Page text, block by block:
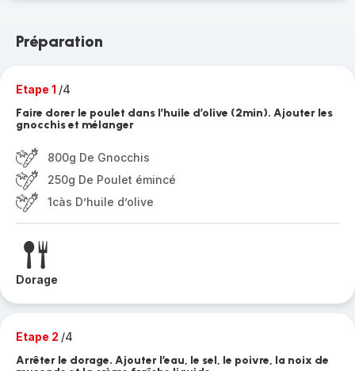
Préparation
Etape 1 /4
Faire dorer le poulet dans l’huile d’olive (2min). Ajouter les
gnocchis et mélanger
800g De Gnocchis
250g De Poulet émincé
1càs D’huile d’olive
Dorage
Etape 2 /4
Arrêter le dorage. Ajouter l’eau, le sel, le poivre, la noix de